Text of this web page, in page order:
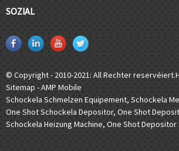
SOZIAL
© Copyright - 2010-2021: All Rechter reservéiert.
Sitemap -AMP Mobile
Schockela Schmelzen Equipement, Schockela
One Shot Schockela Depositor, One Shot
Schockela Heizung Machine, One Shot Depositor